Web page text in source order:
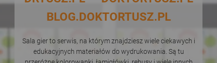
BLOG.DOKTORTUSZ.PL
Sala gier to serwis, na którym znajdziesz wiele ciekawych i
edukacyjnych materiałów do wydrukowania. Są tu